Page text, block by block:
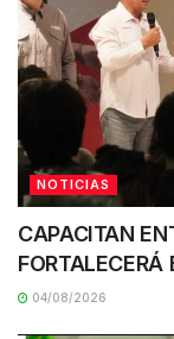
NOTICIAS
CAPACITAN
FORTALECERÁ
04/08/2026